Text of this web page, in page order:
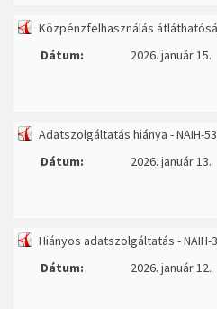
Közpénzfelhasználás
Dátum:
2026. január 15.
Adatszolgáltatás hiánya - NAIH-
Dátum:
2026. január 13.
Hiányos adatszolgáltatás - NAIH-
Dátum:
2026. január 12.